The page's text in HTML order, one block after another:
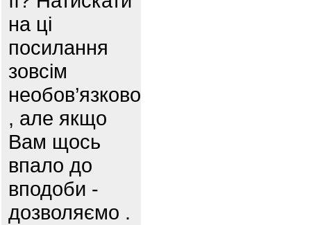
на ці
посилання
зовсім
необов’язково
, але якщо
Вам щось
впало до
вподоби -
дозволяємо .